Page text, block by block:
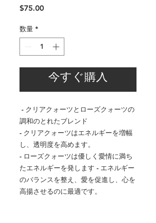
$75.00価
数量 *
今すぐ購入
- クリアクォーツとローズクォーツの
調和のとれたブレンド
- クリアクォーツはエネルギーを増幅
し、透明度を高めます。
- ローズクォーツは優しく愛情に満ち
たエネルギーを発します - エネルギー
のバランスを整え、愛を促進し、心を
高揚させるのに最適です。